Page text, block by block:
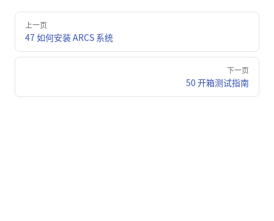
Pager上一页
47 如何安装 ARCS 系统
下一页
50 开箱测试指南